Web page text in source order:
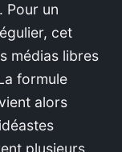
Pour un
cet
médias libres
formule
alors
plusieurs
×